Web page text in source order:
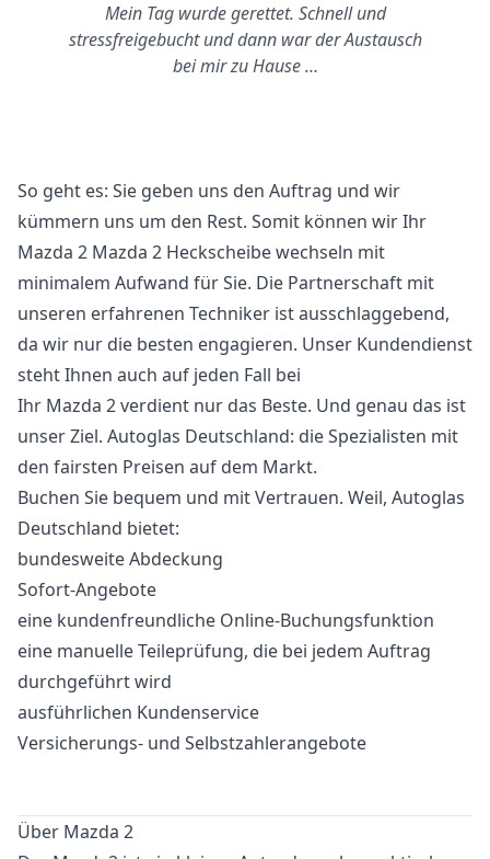
Mein Tag wurde gerettet. Schnell und
stressfreigebucht und dann war der Austausch
bei mir zu Hause …
So geht es: Sie geben uns den Auftrag und wir
kümmern uns um den Rest. Somit können wir Ihr
Mazda 2 Mazda 2 Heckscheibe wechseln mit
minimalem Aufwand für Sie. Die Partnerschaft mit
unseren erfahrenen Techniker ist ausschlaggebend,
da wir nur die besten engagieren. Unser Kundendienst
steht Ihnen auch auf jeden Fall bei
Ihr Mazda 2 verdient nur das Beste. Und genau das ist
unser Ziel. Autoglas Deutschland: die Spezialisten mit
den fairsten Preisen auf dem Markt.
Buchen Sie bequem und mit Vertrauen. Weil, Autoglas
Deutschland bietet:
bundesweite Abdeckung
Sofort-Angebote
eine kundenfreundliche Online-Buchungsfunktion
eine manuelle Teileprüfung, die bei jedem Auftrag
durchgeführt wird
ausführlichen Kundenservice
Versicherungs- und Selbstzahlerangebote
Über Mazda 2